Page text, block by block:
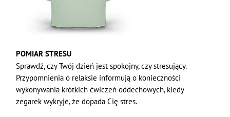
POMIAR STRESU
Sprawdź, czy Twój dzień jest spokojny, czy stresujący.
Przypomnienia o relaksie informują o konieczności
wykonywania krótkich ćwiczeń oddechowych, kiedy
zegarek wykryje, że dopada Cię stres.